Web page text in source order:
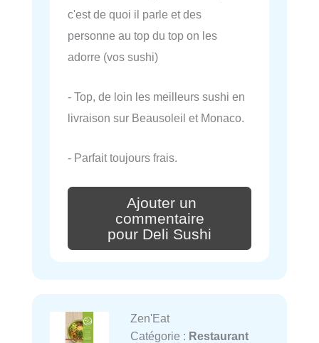
c'est de quoi il parle et des
personne au top du top on les
adorre (vos sushi)
- Top, de loin les meilleurs sushi en
livraison sur Beausoleil et Monaco.
- Parfait toujours frais.
Ajouter un
commentaire
pour Deli Sushi
Zen'Eat
Catégorie : Restaurant